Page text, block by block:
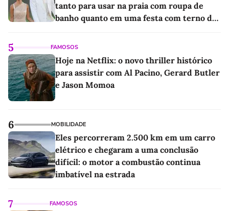
tanto para usar na praia com roupa de
banho quanto em uma festa com terno de
5 FAMOSOS
Hoje na Netflix: o novo thriller histórico
para assistir com Al Pacino, Gerard Butler
e Jason Momoa
6 MOBILIDADE
Eles percorreram 2.500 km em um carro
elétrico e chegaram a uma conclusão
difícil: o motor a combustão continua
imbatível na estrada
7 FAMOSOS